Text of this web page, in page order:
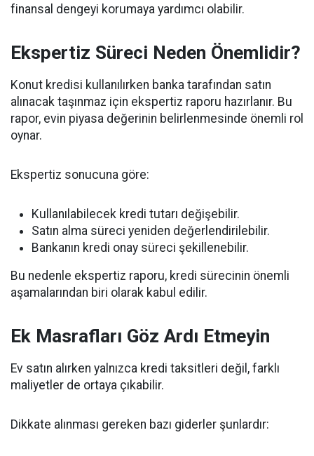
finansal dengeyi korumaya yardımcı olabilir.
Ekspertiz Süreci Neden Önemlidir?
Konut kredisi kullanılırken banka tarafından satın
alınacak taşınmaz için ekspertiz raporu hazırlanır. Bu
rapor, evin piyasa değerinin belirlenmesinde önemli rol
oynar.
Ekspertiz sonucuna göre:
Kullanılabilecek kredi tutarı değişebilir.
Satın alma süreci yeniden değerlendirilebilir.
Bankanın kredi onay süreci şekillenebilir.
Bu nedenle ekspertiz raporu, kredi sürecinin önemli
aşamalarından biri olarak kabul edilir.
Ek Masrafları Göz Ardı Etmeyin
Ev satın alırken yalnızca kredi taksitleri değil, farklı
maliyetler de ortaya çıkabilir.
Dikkate alınması gereken bazı giderler şunlardır: